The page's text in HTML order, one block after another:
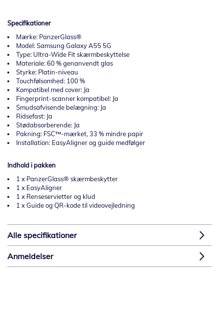
Specifikationer
Mærke: PanzerGlass®
Model: Samsung Galaxy A55 5G
Type: Ultra-Wide Fit skærmbeskyttelse
Materiale: 60 % genanvendt glas
Styrke: Platin-niveau
Touchfølsomhed: 100 %
Kompatibel med cover: Ja
Fingerprint-scanner kompatibel: Ja
Smudsafvisende belægning: Ja
Ridsefast: Ja
Stødabsorberende: Ja
Pakning: FSC™-mærket, 33 % mindre papir
Installation: EasyAligner og guide medfølger
Indhold i pakken
1 x PanzerGlass® skærmbeskytter
1 x EasyAligner
1 x Renseservietter og klud
1 x Guide og QR-kode til videovejledning
Alle specifikationer
Anmeldelser